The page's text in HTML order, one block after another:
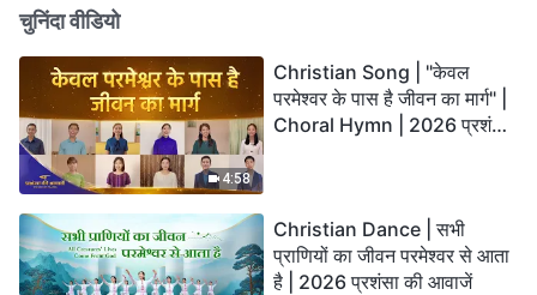
चुनिंदा वीडियो
4:58
Christian Song | "केवल
परमेश्वर के पास है जीवन का मार्ग" |
Choral Hymn | 2026 प्रशंसा
Christian Dance | सभी
प्राणियों का जीवन परमेश्वर से आता
है | 2026 प्रशंसा की आवाजें